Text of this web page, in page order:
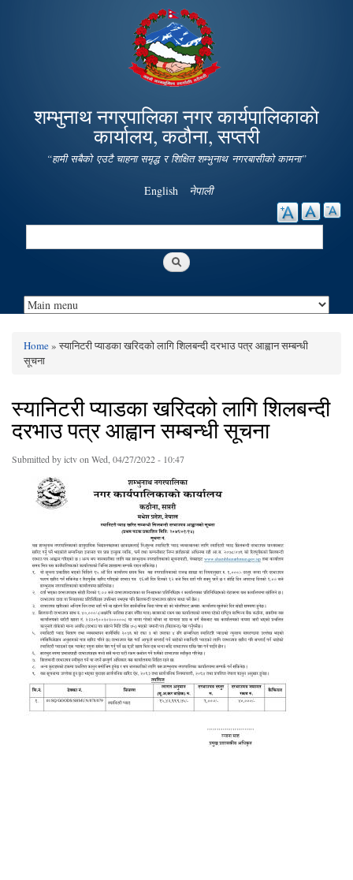
Skip to
main
content
शम्भुनाथ नगरपालिका नगर कार्यपालिकाकाे
कार्यालय, कठौना, सप्तरी
“हामी सबैको एउटै चाहना समृद्ध र शिक्षित शम्भुनाथ नगरबासीको कामना”
English नेपाली
Search
You are here
Home» स्यानिटरी प्याडका खरिदको लागि शिलबन्दी दरभाउ पत्र आह्वान सम्बन्धी
सूचना
स्यानिटरी प्याडका खरिदको लागि शिलबन्दी
दरभाउ पत्र आह्वान सम्बन्धी सूचना
Submitted byictvon Wed, 04/27/2022 - 10:47